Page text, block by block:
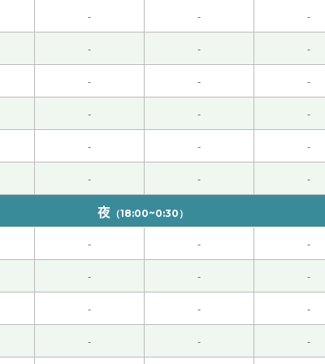
聊天。下次见~
部分是即食食品，只有做切豆腐。您去了的五十种的
。
好照顾自己的嗓子～下次希望能见身体很好的您
下次见吧。( 男性 )
- - -
- - -
- - -
- - -
- - -
- - -
夜 （18:00~0:30）
- - -
- - -
- - -
- - -